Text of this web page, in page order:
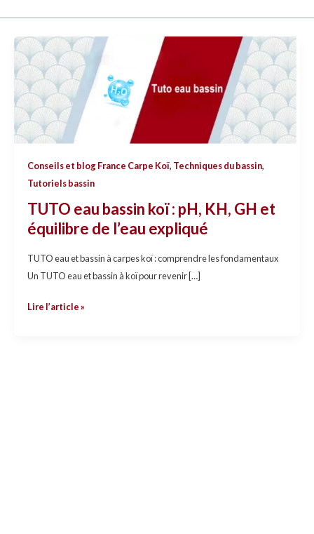
Conseils et blog France Carpe Koï, Techniques du bassin,
Tutoriels bassin
TUTO eau bassin koï : pH, KH, GH et
équilibre de l’eau expliqué
TUTO eau et bassin à carpes koï : comprendre les fondamentaux
Un TUTO eau et bassin à koï pour revenir […]
TUTO
eau
bassin
koï
:
GH
et
équilibre
l’eau
expliqué
Lire l’article »